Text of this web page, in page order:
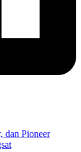
dan Pioneer